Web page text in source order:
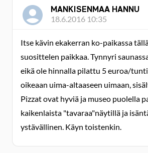
MANKISENMAA HANNU
18.6.2016 10:35
Itse kävin ekakerran ko-paikassa
suosittelen paikkaa. Tynnyri
eikä ole hinnalla pilattu 5 euroa/
oikeaan uima-altaaseen uimaan,
Pizzat ovat hyviä ja museo puolella
kaikenlaista "tavaraa"näytillä ja
ystävällinen. Käyn toistenkin.